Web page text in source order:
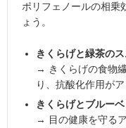
ポリフェノールの相乗
ょう。
きくらげと緑茶の
→ きくらげの食物
り、抗酸化作用がア
きくらげとブルー
→ 目の健康を守る